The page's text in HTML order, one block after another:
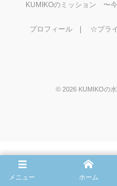
KUMIKOのミッション 〜
プロフィール ☆プラ
© 2026 KUMIKOの
メニュー ホーム